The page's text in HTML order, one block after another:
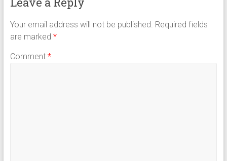
Your email address will not be published. Required fields
are marked *
Comment *